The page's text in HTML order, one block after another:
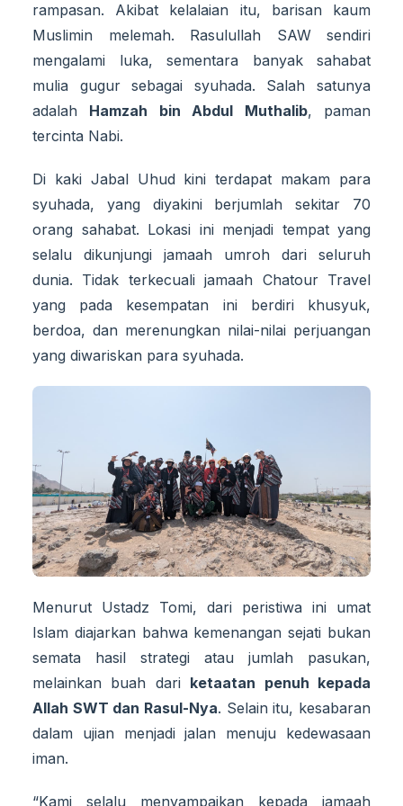
rampasan. Akibat kelalaian itu, barisan kaum
Muslimin melemah. Rasulullah SAW sendiri
mengalami luka, sementara banyak sahabat
mulia gugur sebagai syuhada. Salah satunya
adalah Hamzah bin Abdul Muthalib, paman
tercinta Nabi.
Di kaki Jabal Uhud kini terdapat makam para
syuhada, yang diyakini berjumlah sekitar 70
orang sahabat. Lokasi ini menjadi tempat yang
selalu dikunjungi jamaah umroh dari seluruh
dunia. Tidak terkecuali jamaah Chatour Travel
yang pada kesempatan ini berdiri khusyuk,
berdoa, dan merenungkan nilai-nilai perjuangan
yang diwariskan para syuhada.
Menurut Ustadz Tomi, dari peristiwa ini umat
Islam diajarkan bahwa kemenangan sejati bukan
semata hasil strategi atau jumlah pasukan,
melainkan buah dari ketaatan penuh kepada
Allah SWT dan Rasul-Nya. Selain itu, kesabaran
dalam ujian menjadi jalan menuju kedewasaan
iman.
“Kami selalu menyampaikan kepada jamaah